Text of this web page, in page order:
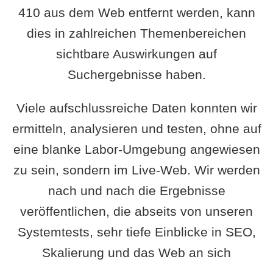
410 aus dem Web entfernt werden, kann
dies in zahlreichen Themenbereichen
sichtbare Auswirkungen auf
Suchergebnisse haben.
Viele aufschlussreiche Daten konnten wir
ermitteln, analysieren und testen, ohne auf
eine blanke Labor-Umgebung angewiesen
zu sein, sondern im Live-Web. Wir werden
nach und nach die Ergebnisse
veröffentlichen, die abseits von unseren
Systemtests, sehr tiefe Einblicke in SEO,
Skalierung und das Web an sich